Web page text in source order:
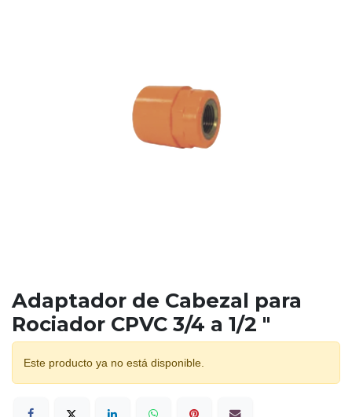
Adaptador de Cabezal para
Rociador CPVC 3/4 a 1/2 "
Este producto ya no está disponible.